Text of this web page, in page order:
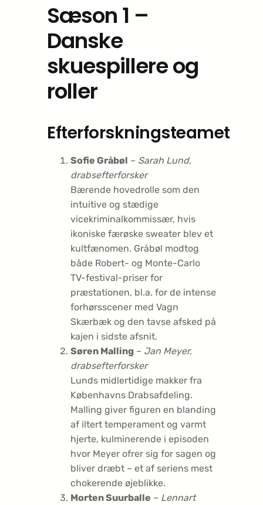
Sæson 1 –
Danske
skuespillere og
roller
Efterforskningsteamet
Sofie Gråbøl – Sarah Lund,
drabsefterforsker
Bærende hovedrolle som den
intuitive og stædige
vicekriminal­kommissær, hvis
ikoniske færøske sweater blev et
kultfænomen. Gråbøl modtog
både Robert- og Monte-Carlo
TV-festival-priser for
præstationen, bl.a. for de intense
forhørsscener med Vagn
Skærbæk og den tavse afsked på
kajen i sidste afsnit.
Søren Malling – Jan Meyer,
drabsefterforsker
Lunds midlertidige makker fra
Københavns Drabsafdeling.
Malling giver figuren en blanding
af iltert temperament og varmt
hjerte, kulminerende i episoden
hvor Meyer ofrer sig for sagen og
bliver dræbt – et af seriens mest
chokerende øjeblikke.
Morten Suurballe – Lennart